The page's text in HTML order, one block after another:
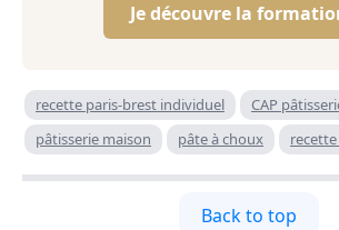
Je découvre la
recette paris-brest individuel
CAP
pâtisserie maison
pâte à choux
Back to top